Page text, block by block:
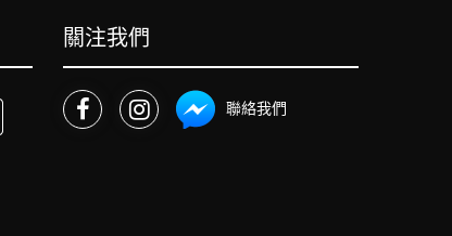
關注我們
聯絡我們